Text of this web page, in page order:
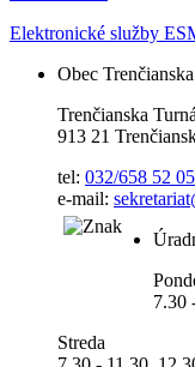
Elektronické služby
Obec
Trenčianska
913 21
tel: 032/658 52 05
e-mail:
7.30
Streda